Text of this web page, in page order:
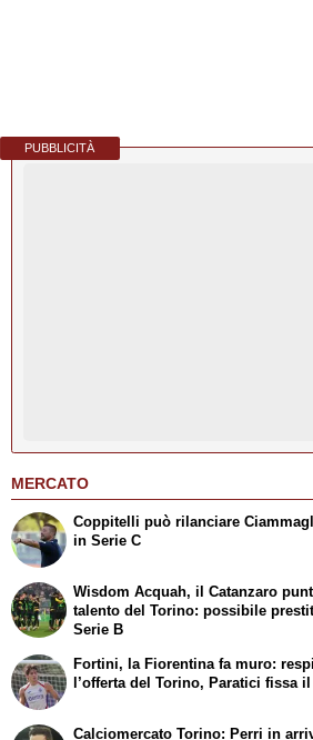
PUBBLICITÀ
MERCATO
Coppitelli può rilanciare
in Serie C
Wisdom Acquah, il Catanzaro
talento del Torino: possibile
Serie B
Fortini, la Fiorentina fa muro:
l’offerta del Torino, Paratici fissa
Calciomercato Torino: Perri in